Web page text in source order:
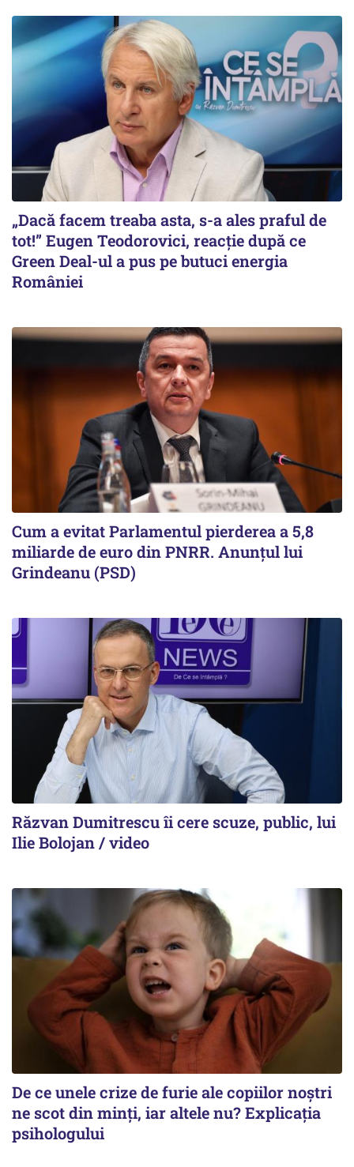
„Dacă facem treaba asta, s-a ales praful de
tot!” Eugen Teodorovici, reacție după ce
Green Deal-ul a pus pe butuci energia
României
Cum a evitat Parlamentul pierderea a 5,8
miliarde de euro din PNRR. Anunțul lui
Grindeanu (PSD)
Răzvan Dumitrescu îi cere scuze, public, lui
Ilie Bolojan / video
De ce unele crize de furie ale copiilor noștri
ne scot din minți, iar altele nu? Explicația
psihologului